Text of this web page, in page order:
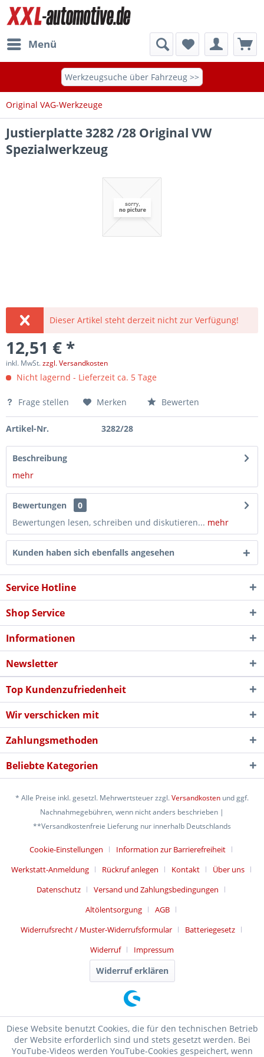
Menü
Werkzeugsuche über Fahrzeug >>
Original VAG-Werkzeuge
Justierplatte 3282 /28 Original VW
Spezialwerkzeug
Dieser Artikel steht derzeit nicht zur Verfügung!
12,51 € *
inkl. MwSt.zzgl. Versandkosten
Nicht lagernd - Lieferzeit ca. 5 Tage
Frage stellen Merken Bewerten
Artikel-Nr. 3282/28
Beschreibung
mehr
Bewertungen
0
Bewertungen lesen, schreiben und diskutieren... mehr
Kunden haben sich ebenfalls angesehen
Service Hotline
Shop Service
Informationen
Newsletter
Top Kundenzufriedenheit
Wir verschicken mit
Zahlungsmethoden
Beliebte Kategorien
* Alle Preise inkl. gesetzl. Mehrwertsteuer zzgl.Versandkosten und ggf.
Nachnahmegebühren, wenn nicht anders beschrieben |
**Versandkostenfreie Lieferung nur innerhalb Deutschlands
Cookie-Einstellungen
Information zur Barrierefreiheit
Werkstatt-Anmeldung
Rückruf anlegen Kontakt
Über uns
Datenschutz
Versand und Zahlungsbedingungen
Altölentsorgung
AGB
Widerrufsrecht / Muster-Widerrufsformular
Batteriegesetz
Widerruf
Impressum
Widerruf erklären
Diese Website benutzt Cookies, die für den technischen Betrieb
der Website erforderlich sind und stets gesetzt werden. Bei
YouTube-Videos werden YouTube-Cookies gespeichert, wenn